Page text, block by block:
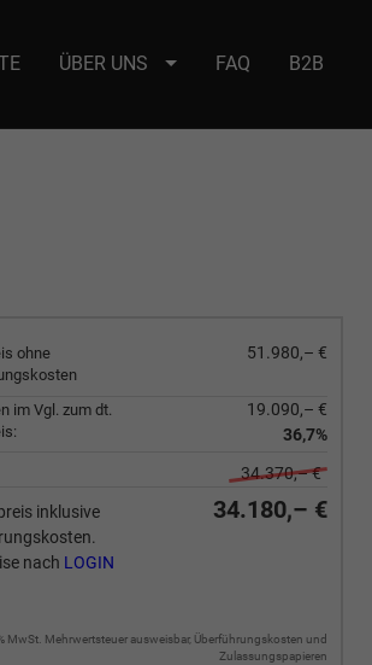
Points to address or value: selector2-aee-
ÜBER UNS FAQ B2B
ohne
51.980,– €
im Vgl. zum dt.
19.090,– €
36,7%
34.370,– €
inklusive
nach LOGIN
34.180,– €
MwSt. Mehrwertsteuer ausweisbar, Überführungskosten und
Zulassungspapieren